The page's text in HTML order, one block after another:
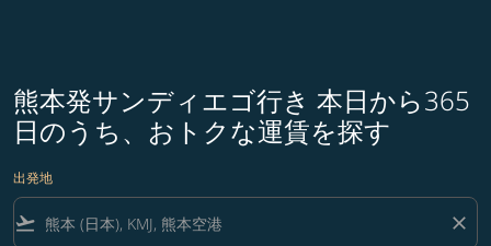
熊本発サンディエゴ行き 本日から365
日のうち、おトクな運賃を探す
出発地
flight_takeoff close